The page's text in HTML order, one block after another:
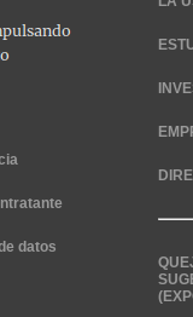
datos